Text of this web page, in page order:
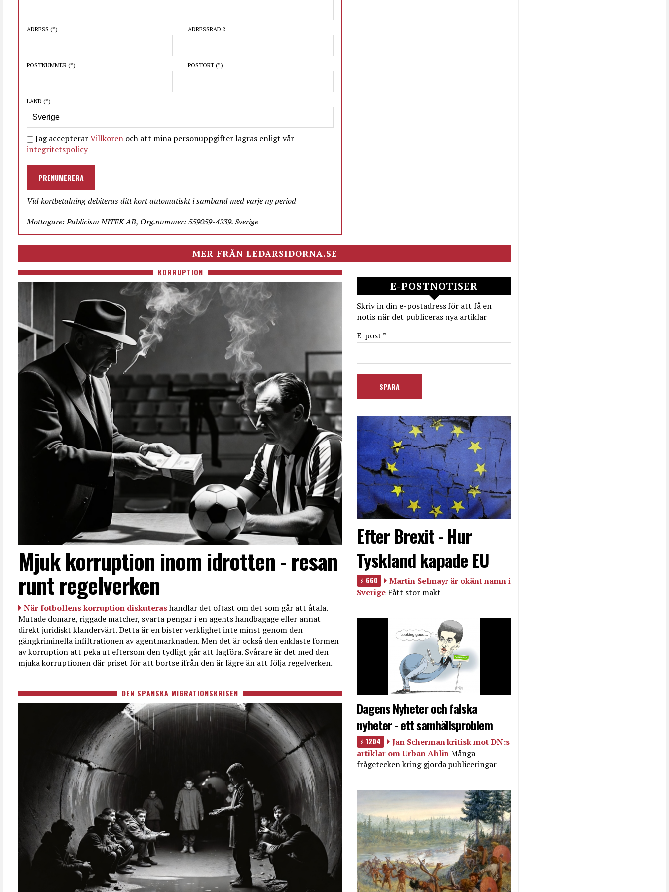
ADRESS (*) ADRESSRAD 2
POSTNUMMER (*) POSTORT (*)
LAND (*)
Jag accepterarVillkoren och att mina personuppgifter lagras enligt vår
integritetspolicy
PRENUMERERA
Vid kortbetalning debiteras ditt kort automatiskt i samband med varje ny period
Mottagare: Publicism NITEK AB, Org.nummer: 559059-4239. Sverige
MER FRÅN LEDARSIDORNA.SE
KORRUPTION
Mjuk korruption inom idrotten - resan
runt regelverken
När fotbollens korruption diskuterashandlar det oftast om det som går att åtala.
Mutade domare, riggade matcher, svarta pengar i en agents handbagage eller annat
direkt juridiskt klandervärt. Detta är en bister verklighet inte minst genom den
gängkriminella infiltrationen av agentmarknaden. Men det är också den enklaste formen
av korruption att peka ut eftersom den tydligt går att lagföra. Svårare är det med den
mjuka korruptionen där priset för att bortse ifrån den är lägre än att följa regelverken.
DEN SPANSKA MIGRATIONSKRISEN
E-POSTNOTISER
Skriv in din e-postadress för att få en
notis när det publiceras nya artiklar
E-post *
Efter Brexit - Hur
Tyskland kapade EU
660
Martin Selmayr är okänt namn i
Sverige Fått stor makt
Dagens Nyheter och falska
nyheter - ett samhällsproblem
1204
Jan Scherman kritisk mot DN:s
artiklar om Urban AhlinMånga
frågetecken kring gjorda publiceringar